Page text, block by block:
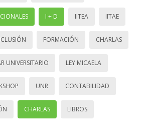
I + D IITEA IITAE
FORMACIÓN CHARLAS
UNIVERSITARIO LEY MICAELA
UNR CONTABILIDAD
CHARLAS LIBROS